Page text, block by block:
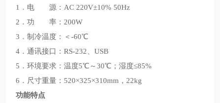
1．电 源：AC 220V±10% 50Hz
2．功 率：200W
3．制冷温度：＜-60℃
4．通讯接口：RS-232、USB
5．环境要求：温度5℃～30℃；湿度≤85%
6．尺寸重量：520×325×310mm，22kg
功能特点